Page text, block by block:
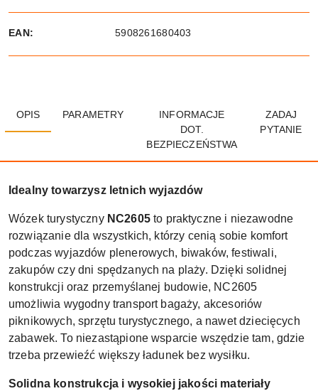
EAN: 5908261680403
OPIS PARAMETRY
INFORMACJE
DOT.
BEZPIECZEŃSTWA
ZADAJ
PYTANIE
Idealny towarzysz letnich wyjazdów
Wózek turystyczny NC2605 to praktyczne i niezawodne
rozwiązanie dla wszystkich, którzy cenią sobie komfort
podczas wyjazdów plenerowych, biwaków, festiwali,
zakupów czy dni spędzanych na plaży. Dzięki solidnej
konstrukcji oraz przemyślanej budowie, NC2605
umożliwia wygodny transport bagaży, akcesoriów
piknikowych, sprzętu turystycznego, a nawet dziecięcych
zabawek. To niezastąpione wsparcie wszędzie tam, gdzie
trzeba przewieźć większy ładunek bez wysiłku.
Solidna konstrukcja i wysokiej jakości materiały